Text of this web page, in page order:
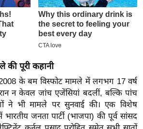
की पूरी कहानी
2008 के बम विस्फोट मामले में लगभग 17 वर्ष
न केवल जांच एजेंसियां बदलीं, बल्कि पांच
ने भी मामले पर सुनवाई की। एक विशेष
जनता पार्टी (भाजपा) की पूर्व सांसद